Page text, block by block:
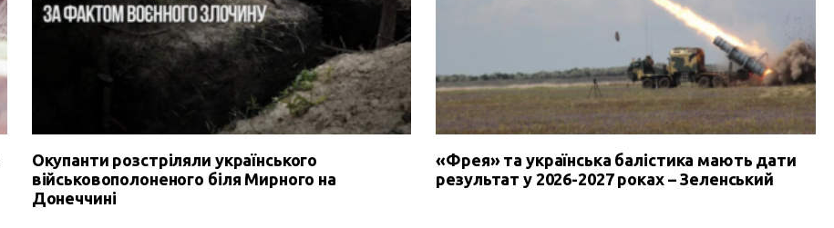
Окупанти розстріляли українського
військовополоненого біля Мирного на
Донеччині
«Фрея» та українська балістика мають дати
результат у 2026-2027 роках – Зеленський